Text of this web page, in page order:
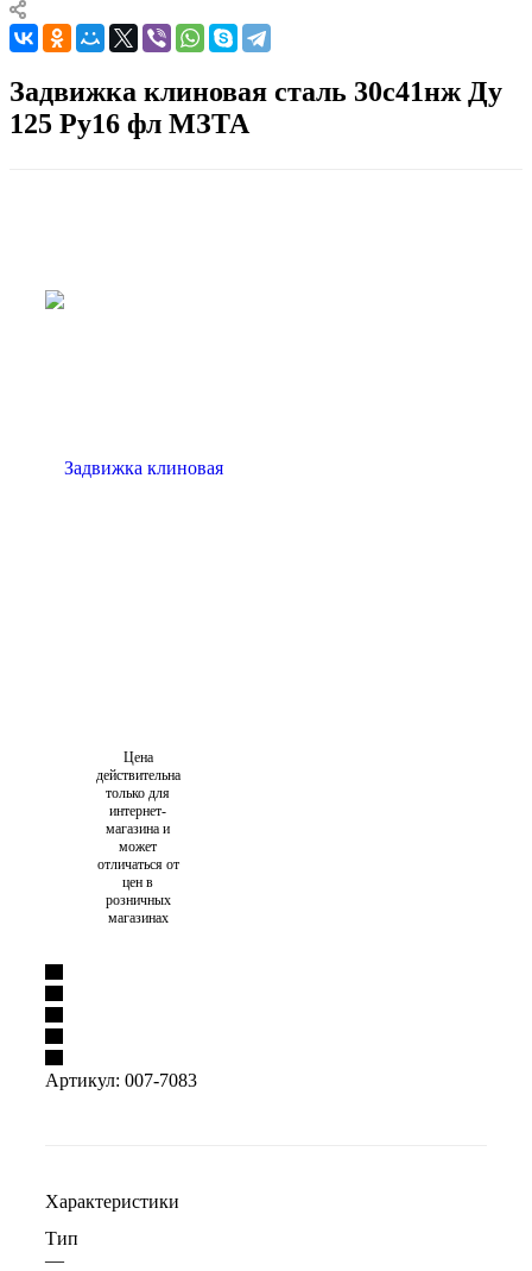
Задвижка клиновая сталь 30с41нж Ду
125 Ру16 фл МЗТА
Цена
действительна
только для
интернет-
магазина и
может
отличаться от
цен в
розничных
магазинах
Артикул: 007-7083
Характеристики
Тип
—